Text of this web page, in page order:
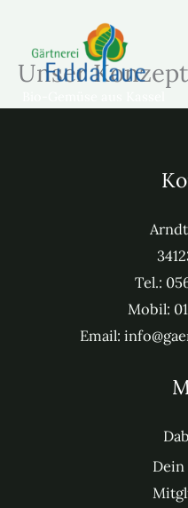
springen
Unser Konzept
Tel.:
Mobil:
Email: